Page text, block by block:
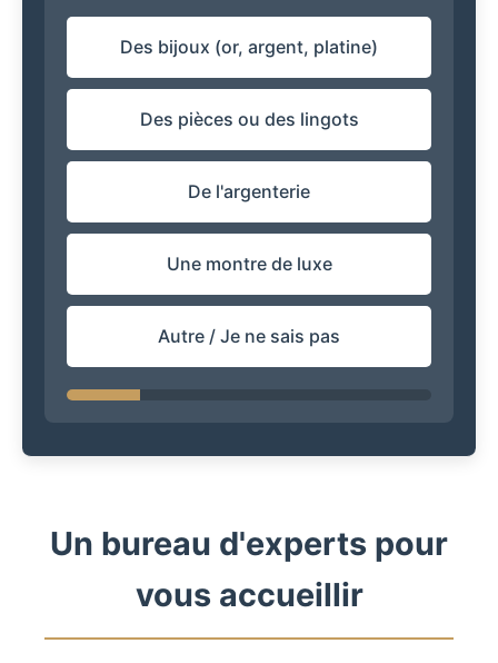
Des bijoux (or, argent, platine)
Des pièces ou des lingots
De l'argenterie
Une montre de luxe
Autre / Je ne sais pas
Un bureau d'experts pour
vous accueillir